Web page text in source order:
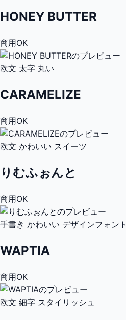
HONEY BUTTER
商用OK
欧文 太字 丸い
CARAMELIZE
商用OK
欧文 かわいい スイーツ
りむふぉんと
商用OK
手書き かわいい デザインフォント
WAPTIA
商用OK
欧文 細字 スタイリッシュ